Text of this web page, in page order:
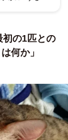
初の1匹との
何か」